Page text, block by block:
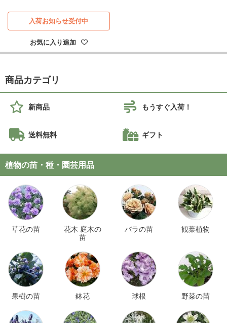
お気に入り追加
入荷お知らせ受付中
商品カテゴリ
新商品 もうすぐ入荷！
送料無料 ギフト
植物の苗・種・園芸用品
草花の苗
花木 庭木の
苗
バラの苗 観葉植物
果樹の苗 鉢花 球根 野菜の苗